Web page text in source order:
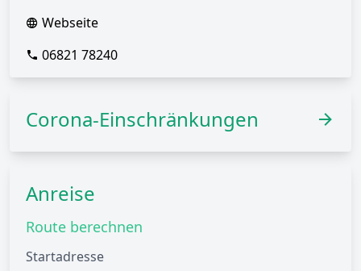
Webseite
06821 78240
Corona-Einschränkungen
Anreise
Route berechnen
Startadresse